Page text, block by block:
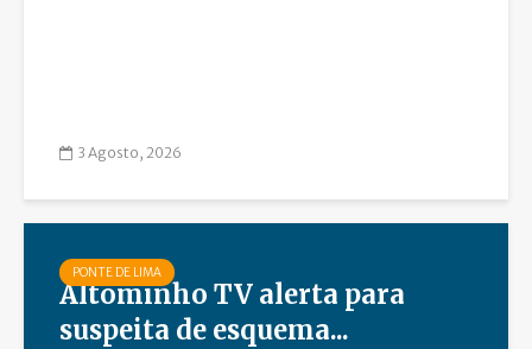
3 Agosto, 2026
PONTE DE LIMA
Altominho TV alerta para
suspeita de esquema...